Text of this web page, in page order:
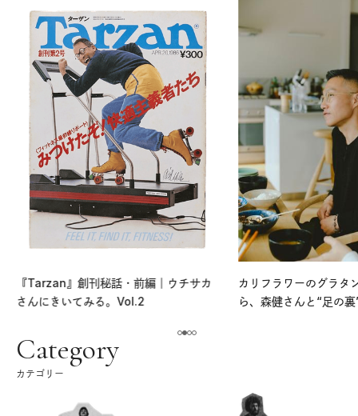
『Tarzan』創刊秘話・前編｜ウチサカ
さんにきいてみる。Vol.2
カリフラワーのグラタ
ら、森健さんと“足の
Category
カテゴリー